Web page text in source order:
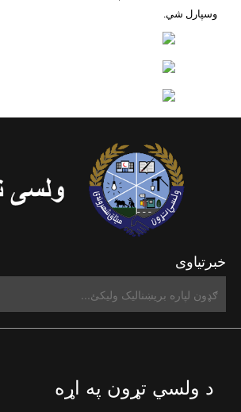
وسپارل شي.
خبرتیاوی
د ولسي تړون په اړه